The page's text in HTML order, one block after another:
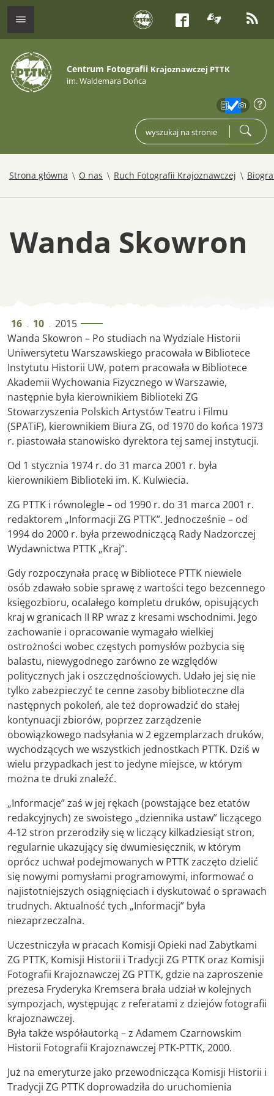
menu
Facebook
tłumacz
Centrum Fotografii Krajoznawczej PTTK
im. Waldemara Dońca
szukaj
Strona główna /
O nas /
Ruch Fotografii Krajoznawczej /
Wanda Skowron
Wanda Skowron
16 . 10 .
2015
Wanda Skowron – Po studiach na Wydziale Historii
Uniwersytetu Warszawskiego pracowała w Bibliotece
Instytutu Historii UW, potem pracowała w Bibliotece
Akademii Wychowania Fizycznego w Warszawie,
następnie była kierownikiem Biblioteki ZG
Stowarzyszenia Polskich Artystów Teatru i Filmu
(SPATiF), kierownikiem Biura ZG, od 1970 do końca 1973
r. piastowała stanowisko dyrektora tej samej instytucji.
Od 1 stycznia 1974 r. do 31 marca 2001 r. była
kierownikiem Biblioteki im. K. Kulwiecia.
ZG PTTK i równolegle – od 1990 r. do 31 marca 2001 r.
redaktorem „Informacji ZG PTTK”. Jednocześnie – od
1994 do 2000 r. była przewodniczącą Rady Nadzorczej
Wydawnictwa PTTK „Kraj”.
Gdy rozpoczynała pracę w Bibliotece PTTK niewiele
osób zdawało sobie sprawę z wartości tego bezcennego
księgozbioru, ocalałego kompletu druków, opisujących
kraj w granicach II RP wraz z kresami wschodnimi. Jego
zachowanie i opracowanie wymagało wielkiej
ostrożności wobec częstych pomysłów pozbycia się
balastu, niewygodnego zarówno ze względów
politycznych jak i oszczędnościowych. Udało jej się nie
tylko zabezpieczyć te cenne zasoby biblioteczne dla
następnych pokoleń, ale też doprowadzić do stałej
kontynuacji zbiorów, poprzez zarządzenie
obowiązkowego nadsyłania w 2 egzemplarzach druków,
wychodzących we wszystkich jednostkach PTTK. Dziś w
wielu przypadkach jest to jedyne miejsce, w którym
można te druki znaleźć.
„Informacje” zaś w jej rękach (powstające bez etatów
redakcyjnych) ze swoistego „dziennika ustaw” liczącego
4-12 stron przerodziły się w liczący kilkadziesiąt stron,
regularnie ukazujący się dwumiesięcznik, w którym
oprócz uchwał podejmowanych w PTTK zaczęto dzielić
się nowymi pomysłami programowymi, informować o
najistotniejszych osiągnięciach i dyskutować o sprawach
trudnych. Aktualność tych „Informacji” była
niezaprzeczalna.
Uczestniczyła w pracach Komisji Opieki nad Zabytkami
ZG PTTK, Komisji Historii i Tradycji ZG PTTK oraz Komisji
Fotografii Krajoznawczej ZG PTTK, gdzie na zaproszenie
prezesa Fryderyka Kremsera brała udział w kolejnych
sympozjach, występując z referatami z dziejów fotografii
krajoznawczej.
Była także współautorką – z Adamem Czarnowskim
Historii Fotografii Krajoznawczej PTK-PTTK, 2000.
Już na emeryturze jako przewodnicząca Komisji Historii i
Tradycji ZG PTTK doprowadziła do uruchomienia